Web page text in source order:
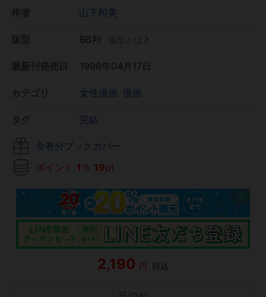
山下和美
B6判
1998年04月17日
女性漫画 漫画
完結
全巻分ブックカバー
ポイント 1 ％ 19pt
2,190 円 税込